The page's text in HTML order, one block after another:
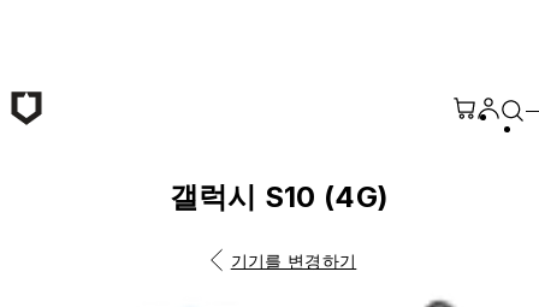
갤럭시 S10 (4G)
기기를 변경하기